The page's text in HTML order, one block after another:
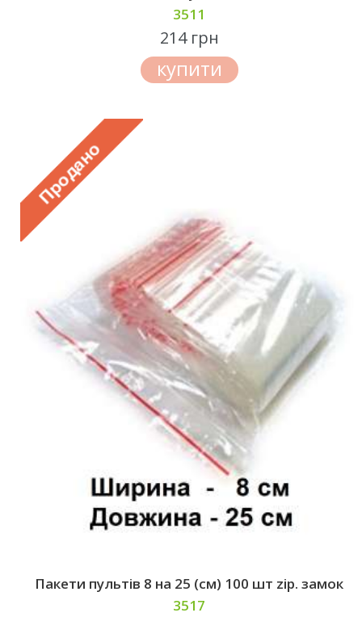
3511
214 грн
купити
Пакети пультів 8 на 25 (см) 100 шт zip. замок
3517